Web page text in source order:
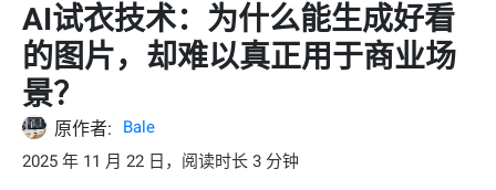
AI试衣技术：为什么能生成好看
的图片，却难以真正用于商业场
景？
原作者:
Bale
2025 年 11 月 22 日，阅读时长 3 分钟